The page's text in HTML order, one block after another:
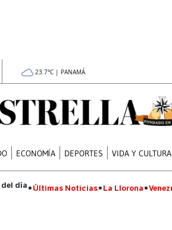
23.7°C | PANAMÁ
ECONOMÍA DEPORTES VIDA Y CULTURA
Últimas Noticias La Llorona